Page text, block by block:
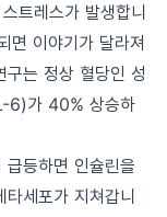
트레스가 발생합니
면 이야기가 달라져
는 정상 혈당인 성
6)가 40% 상승하
등하면 인슐린을
세포가 지쳐갑니